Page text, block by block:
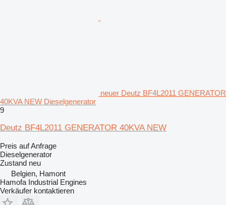
neuer Deutz BF4L2011 GENERATOR
40KVA NEW Dieselgenerator
9
Deutz BF4L2011 GENERATOR 40KVA NEW
Preis auf Anfrage
Dieselgenerator
Zustand neu
Belgien, Hamont
Hamofa Industrial Engines
Verkäufer kontaktieren